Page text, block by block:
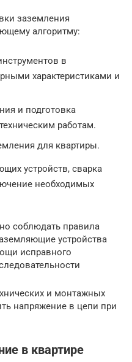
заземления
алгоритму:
в
характеристиками и
и подготовка
работам.
для квартиры.
устройств, сварка
необходимых
соблюдать правила
устройства
исправного
и монтажных
напряжение в цепи при
в квартире